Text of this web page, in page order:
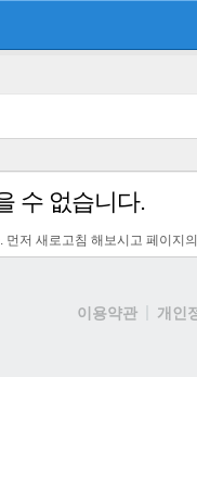
수 없습니다.
저 새로고침 해보시고 페이지
이용약관
개인